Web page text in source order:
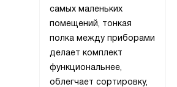
самых маленьких
помещений, тонкая
полка между приборами
делает комплект
функциональнее,
облегчает сортировку,